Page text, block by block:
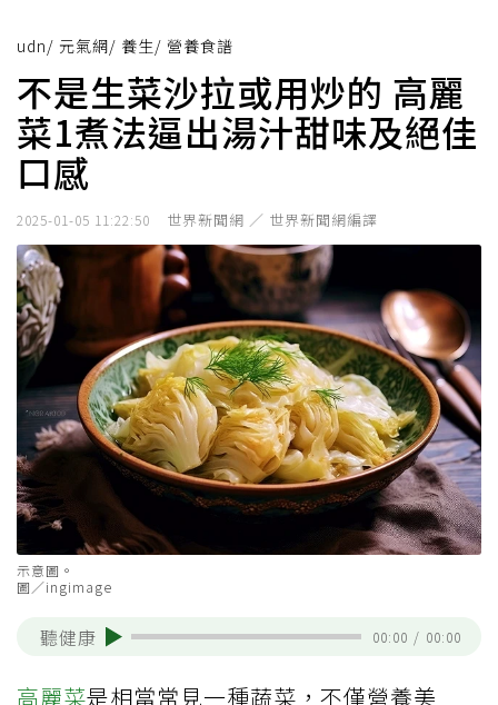
udn/ 元氣網/ 養生/ 營養食譜
不是生菜沙拉或用炒的 高麗
菜1煮法逼出湯汁甜味及絕佳
口感
2025-01-05 11:22:50 世界新聞網 ／ 世界新聞網編譯
示意圖。
圖／ingimage
聽健康 00:00 / 00:00
高麗菜是相當常見一種蔬菜，不僅營養美